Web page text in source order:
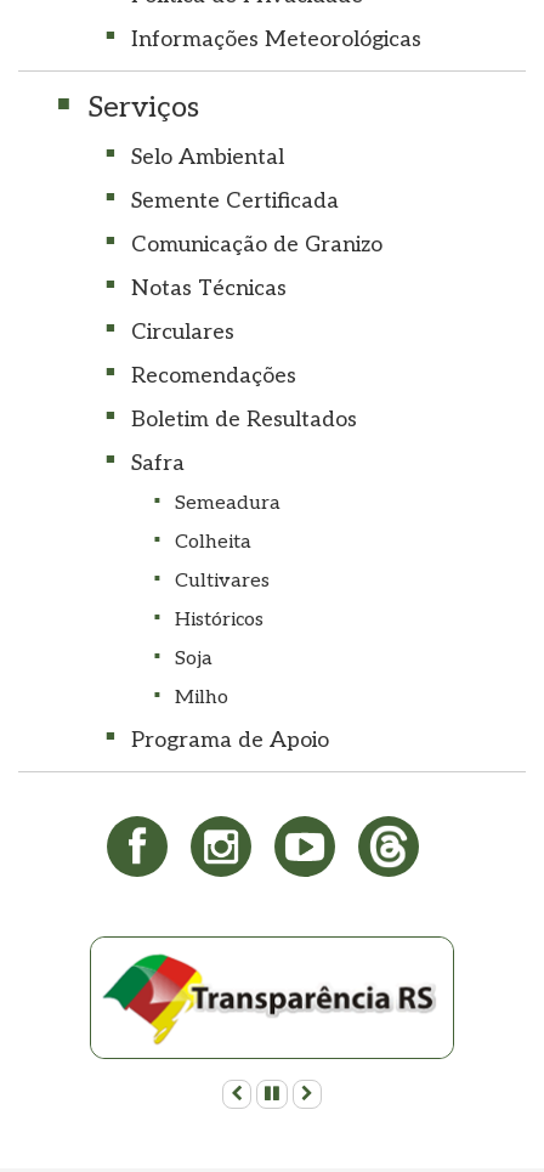
Informações Meteorológicas
Serviços
Selo Ambiental
Semente Certificada
Comunicação de Granizo
Notas Técnicas
Circulares
Recomendações
Boletim de Resultados
Safra
Semeadura
Colheita
Cultivares
Históricos
Soja
Milho
Programa de Apoio
Anterior
PausarPróximo